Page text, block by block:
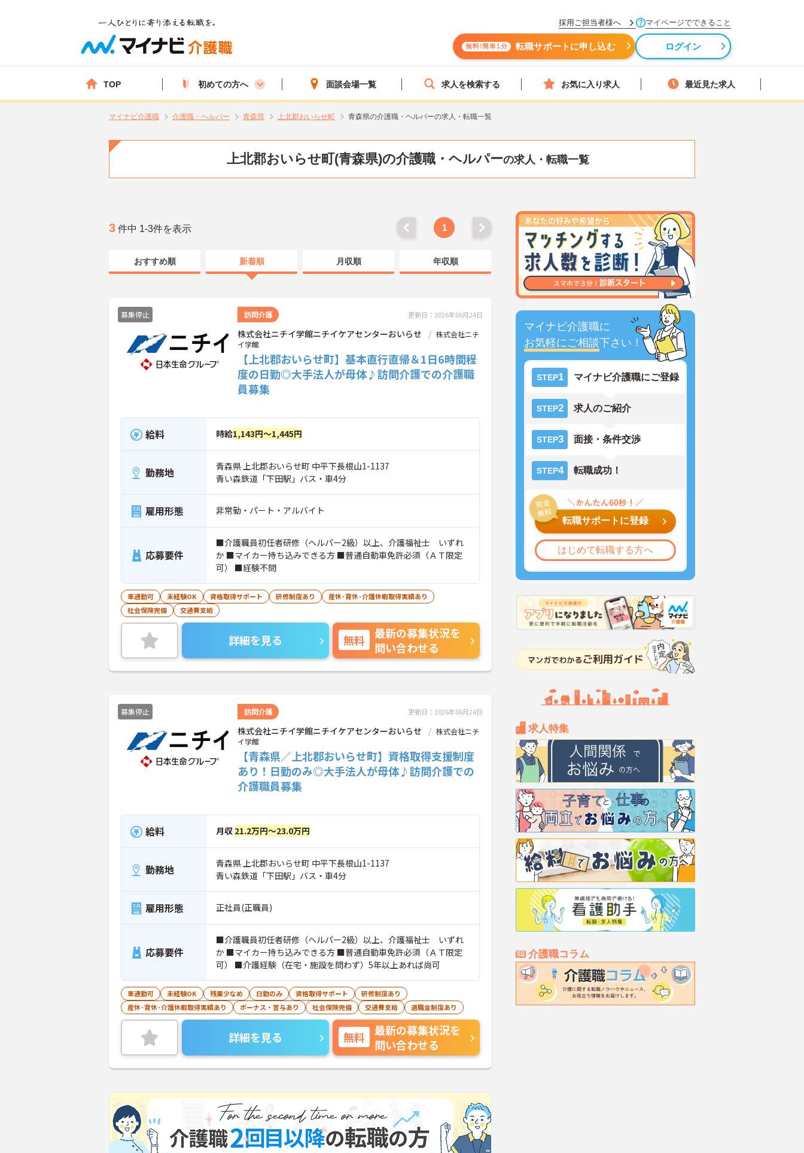
採用ご担当者様へ マイページでできること
無料!簡単1分 転職サポートに申し込む ログイン
TOP 初めての方へ 面談会場一覧 求人を検索する お気に入り求人 最近見た求人
マイナビ介護職 介護職・ヘルパー 青森県 上北郡おいらせ町 青森県の介護職・ヘルパーの求人・転職一覧
上北郡おいらせ町(青森県)の介護職・ヘルパーの求人・転職一覧
マイナビ介護職に
お気軽にご相談下さい！
STEP1 マイナビ介護職にご登録
STEP2 求人のご紹介
STEP3 面接・条件交渉
STEP4 転職成功！
転職サポートに登録
はじめて転職する方へ
求人特集
介護職コラム
3 件中 1-3件を表示 1
おすすめ順 新着順 月収順 年収順
募集停止 訪問介護 更新日：2026年06月24日
株式会社ニチイ学館ニチイケアセンターおいらせ
株式会社ニチ
イ学館
【上北郡おいらせ町】基本直行直帰＆1日6時間程
度の日勤◎大手法人が母体♪訪問介護での介護職
員募集
給料 時給1,143円～1,445円
勤務地
青森県 上北郡おいらせ町 中平下長根山1-1137
青い森鉄道「下田駅」バス・車4分
雇用形態 非常勤・パート・アルバイト
応募要件
■介護職員初任者研修（ヘルパー2級）以上、介護福祉士 いずれ
か ■マイカー持ち込みできる方 ■普通自動車免許必須（ＡＴ限定
可） ■経験不問
車通勤可 未経験OK 資格取得サポート 研修制度あり
産休･育休･介護休暇取得実績あり
社会保険完備
交通費支給
詳細を見る 無料
最新の募集状況を
問い合わせる
募集停止 訪問介護 更新日：2026年06月24日
株式会社ニチイ学館ニチイケアセンターおいらせ
株式会社ニチ
イ学館
【青森県／上北郡おいらせ町】資格取得支援制度
あり！日勤のみ◎大手法人が母体♪訪問介護での
介護職員募集
給料 月収 21.2万円～23.0万円
勤務地
青森県 上北郡おいらせ町 中平下長根山1-1137
青い森鉄道「下田駅」バス・車4分
雇用形態 正社員(正職員)
応募要件
■介護職員初任者研修（ヘルパー2級）以上、介護福祉士 いずれ
か ■マイカー持ち込みできる方 ■普通自動車免許必須（ＡＴ限定
可） ■介護経験（在宅・施設を問わず）5年以上あれば尚可
車通勤可 未経験OK 残業少なめ 日勤のみ 資格取得サポート
研修制度あり
産休･育休･介護休暇取得実績あり
ボーナス・賞与あり 社会保険完備 交通費支給 退職金制度あり
詳細を見る 無料
最新の募集状況を
問い合わせる